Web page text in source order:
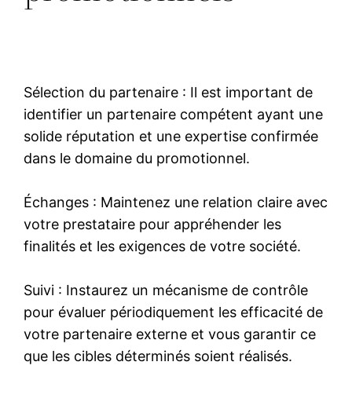
Sélection du partenaire : Il est important de
identifier un partenaire compétent ayant une
solide réputation et une expertise confirmée
dans le domaine du promotionnel.
Échanges : Maintenez une relation claire avec
votre prestataire pour appréhender les
finalités et les exigences de votre société.
Suivi : Instaurez un mécanisme de contrôle
pour évaluer périodiquement les efficacité de
votre partenaire externe et vous garantir ce
que les cibles déterminés soient réalisés.